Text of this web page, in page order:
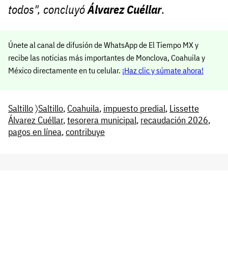
todos", concluyóÁlvarez Cuéllar.
Únete al canal de difusión de WhatsApp de El Tiempo MX y
recibe las noticias más importantes de Monclova, Coahuila y
México directamente en tu celular. ¡Haz clic y súmate ahora!
Saltillo〉Saltillo, Coahuila, impuesto predial, Lissette
Álvarez Cuéllar,tesorera municipal, recaudación 2026,
pagos en línea,contribuye